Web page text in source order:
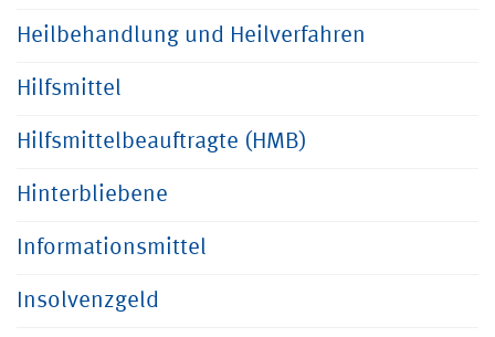
Heilbehandlung und Heilverfahren
Hilfsmittel
Hilfsmittelbeauftragte (HMB)
Hinterbliebene
Informationsmittel
Insolvenzgeld